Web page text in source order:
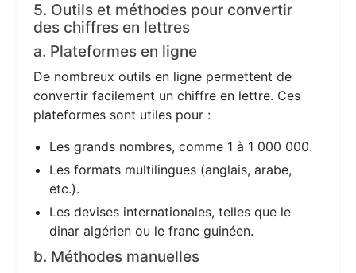
5. Outils et méthodes pour convertir
des chiffres en lettres
a. Plateformes en ligne
De nombreux outils en ligne permettent de
convertir facilement un chiffre en lettre. Ces
plateformes sont utiles pour :
Les grands nombres, comme 1 à 1 000 000.
Les formats multilingues (anglais, arabe,
etc.).
Les devises internationales, telles que le
dinar algérien ou le franc guinéen.
b. Méthodes manuelles